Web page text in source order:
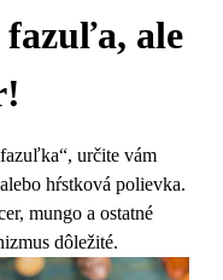
fazuľa, ale
určite vám
hŕstková polievka.
mungo a ostatné
dôležité.